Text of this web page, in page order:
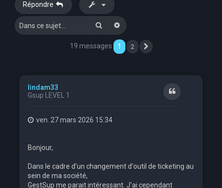
Répondre
RechercherRecherche avancée
19 messages 1 2
lindam33
Gsup LEVEL 1
Citation
ven. 27 mars 2026 15:34
Bonjour,
Dans le cadre d'un changement d'outil de ticketing au
sein de ma société,
GestSup me parait intéressant. J'ai cependant